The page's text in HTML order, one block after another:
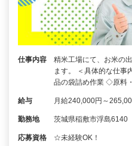
仕事内容
精米工場にて、お米の
ます。 ＜具体的な仕
品の袋詰め作業 ◇原
給与 月給240,000円～
勤務地 茨城県稲敷市浮島6140
応募資格 ☆未経験OK！